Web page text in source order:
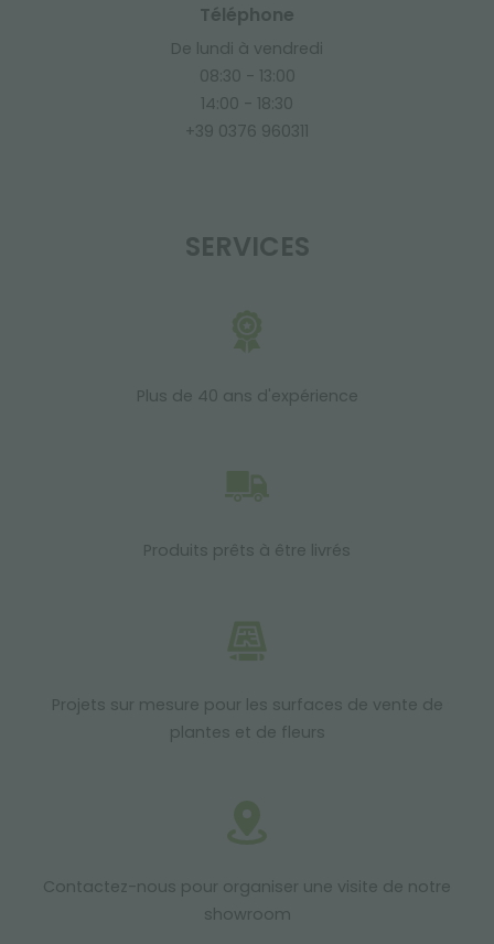
Téléphone
De lundi à vendredi
08:30 - 13:00
14:00 - 18:30
+39 0376 960311
SERVICES
Plus de 40 ans d'expérience
Produits prêts à être livrés
Projets sur mesure pour les surfaces de vente de
plantes et de fleurs
Contactez-nous pour organiser une visite de notre
showroom